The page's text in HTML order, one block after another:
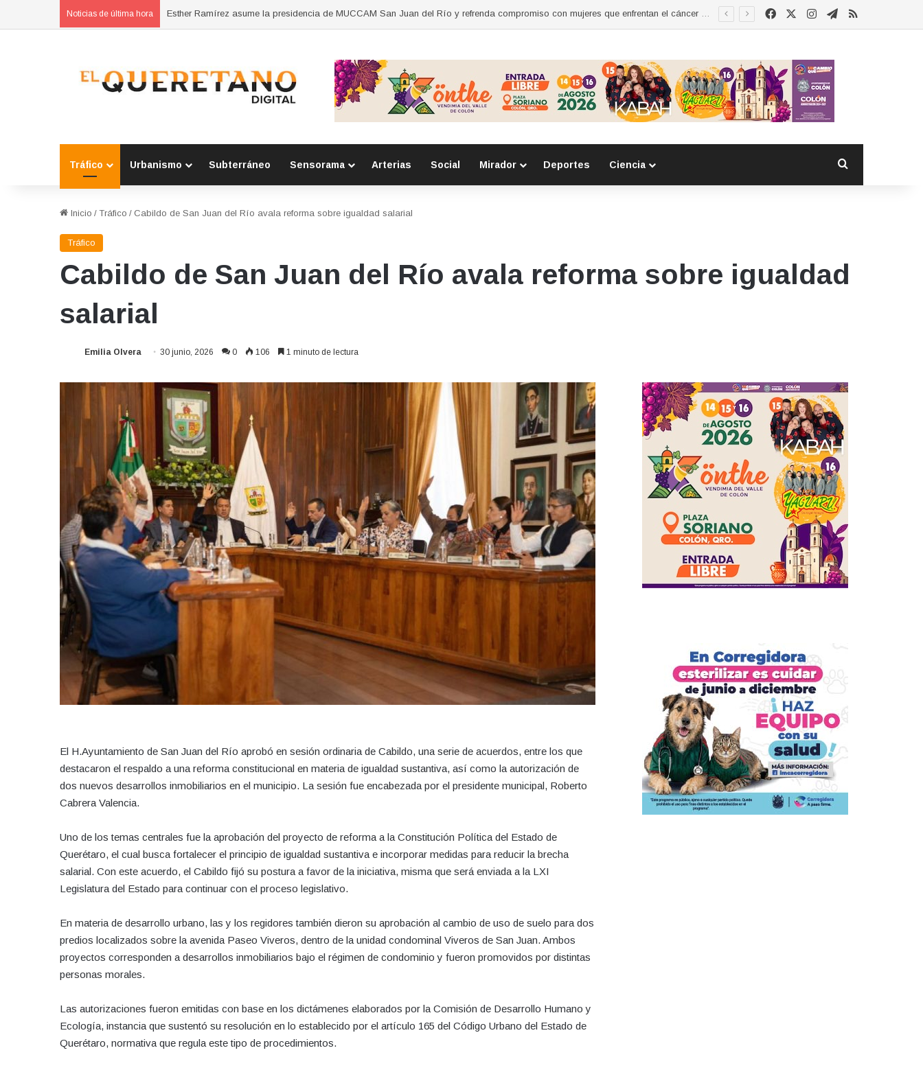
Noticias de última hora Esther Ramírez asume la presidencia de MUCCAM San Juan del Río y refrenda compromiso con mujeres que enfrentan el cáncer de mama FacebookInstagram
Telegram
RSS
Tráfico Urbanismo Subterráneo Sensorama Arterias Social Mirador Deportes Ciencia
Inicio / Tráfico / Cabildo de San Juan del Río avala reforma sobre igualdad salarial
Tráfico
Cabildo de San Juan del Río avala reforma sobre igualdad
salarial
Emilia Olvera 30 junio, 2026 0 106 1 minuto de lectura
El H.Ayuntamiento de San Juan del Río aprobó en sesión ordinaria de Cabildo, una serie de acuerdos, entre los que
destacaron el respaldo a una reforma constitucional en materia de igualdad sustantiva, así como la autorización de
dos nuevos desarrollos inmobiliarios en el municipio. La sesión fue encabezada por el presidente municipal, Roberto
Cabrera Valencia.
Uno de los temas centrales fue la aprobación del proyecto de reforma a la Constitución Política del Estado de
Querétaro, el cual busca fortalecer el principio de igualdad sustantiva e incorporar medidas para reducir la brecha
salarial. Con este acuerdo, el Cabildo fijó su postura a favor de la iniciativa, misma que será enviada a la LXI
Legislatura del Estado para continuar con el proceso legislativo.
En materia de desarrollo urbano, las y los regidores también dieron su aprobación al cambio de uso de suelo para dos
predios localizados sobre la avenida Paseo Viveros, dentro de la unidad condominal Viveros de San Juan. Ambos
proyectos corresponden a desarrollos inmobiliarios bajo el régimen de condominio y fueron promovidos por distintas
personas morales.
Las autorizaciones fueron emitidas con base en los dictámenes elaborados por la Comisión de Desarrollo Humano y
Ecología, instancia que sustentó su resolución en lo establecido por el artículo 165 del Código Urbano del Estado de
Querétaro, normativa que regula este tipo de procedimientos.